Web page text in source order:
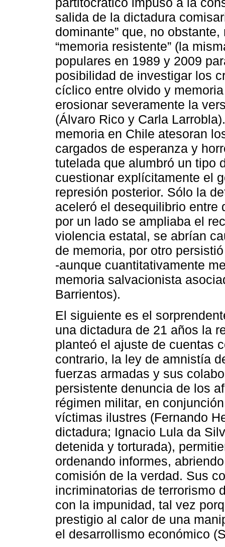
salida de la dictadura
dominante” que, no
“memoria resistente” (la
populares en 1989 y 2009
posibilidad de investigar los
cíclico entre olvido y
erosionar severamente la
(Álvaro Rico y Carla
memoria en Chile atesoran
cargados de esperanza y
tutelada que alumbró un tipo
cuestionar explícitamente el
represión posterior. Sólo la
aceleró el desequilibrio entre
por un lado se ampliaba el
violencia estatal, se abrían
de memoria, por otro
-aunque cuantitativamente
memoria salvacionista
Barrientos).
El siguiente es el
una dictadura de 21 años la
planteó el ajuste de cuentas
contrario, la ley de amnistía
fuerzas armadas y sus
persistente denuncia de los
régimen militar, en
víctimas ilustres (Fernando
dictadura; Ignacio Lula da
detenida y torturada),
ordenando informes,
comisión de la verdad. Sus
incriminatorias de terrorismo
con la impunidad, tal vez
prestigio al calor de una
el desarrollismo económico